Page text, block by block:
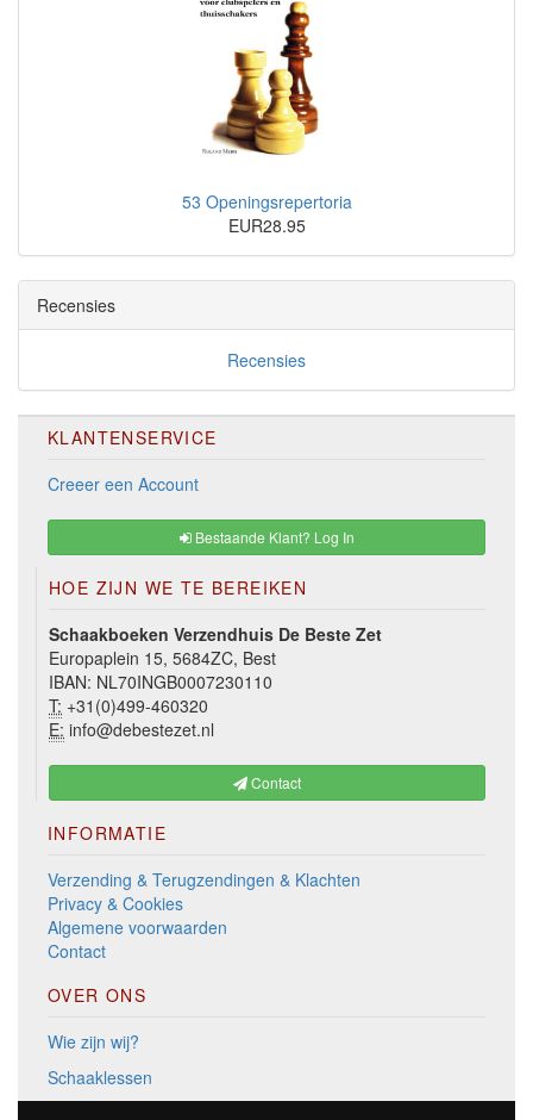
53 Openingsrepertoria
EUR28.95
Recensies
Recensies
KLANTENSERVICE
Creeer een Account
Bestaande Klant? Log In
HOE ZIJN WE TE BEREIKEN
Schaakboeken Verzendhuis De Beste Zet
Europaplein 15, 5684ZC, Best
IBAN: NL70INGB0007230110
T: +31(0)499-460320
E: info@debestezet.nl
Contact
INFORMATIE
Verzending & Terugzendingen & Klachten
Privacy & Cookies
Algemene voorwaarden
Contact
OVER ONS
Wie zijn wij?
Schaaklessen